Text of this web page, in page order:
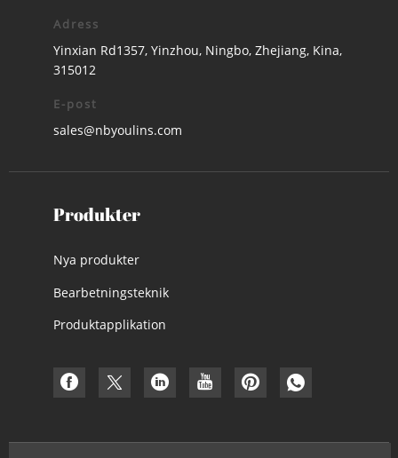
Adress
Yinxian Rd1357, Yinzhou, Ningbo, Zhejiang, Kina,
315012
E-post
sales@nbyoulins.com
Produkter
Nya produkter
Bearbetningsteknik
Produktapplikation